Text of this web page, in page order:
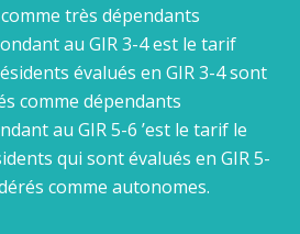
très dépendants
au GIR 3-4 est le tarif
évalués en GIR 3-4 sont
comme dépendants
au GIR 5-6 ’est le tarif le
qui sont évalués en GIR 5-
comme autonomes.